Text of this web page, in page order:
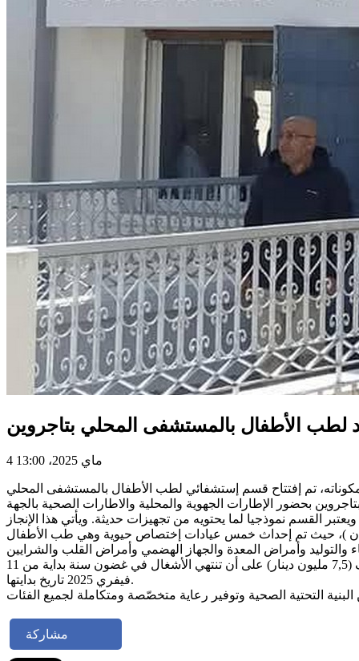
لطب الأطفال بالمستشفى المحلي بتاجروين
4 ماي 2025، 13:00
تم إفتتاح قسم إستشفائي لطب الأطفال بالمستشفى المحلي
مليون دينار وبطاقة استيعاب تساوي 16 سريرا عشرة(10) منها للأطفال وستة (6) خاصة بالرضع ويعتبر القسم نموذجيا لما يحتويه من تجهيزات حديثة. ويأتي هذا الإنجاز
سنان )، حيث تم إحداث خمس عيادات إختصاص حيوية وهي طب الأطفال
ويذكر أن الأشغال مازالت متواصلة في المستشفى لإحداث قسم للجراحة العامة وقاعتي عمليات جراحية بكلفة تساوي 7 مليون دينار ونصف (7,5 مليون دينار) على أن تنتهي الأشغال في غضون سنة بداية من 11
فيفري 2025 تاريخ بدايتها.
مشاركة